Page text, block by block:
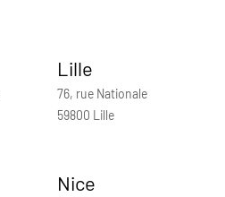
Lille
76, rue Nationale
59800 Lille
Nice